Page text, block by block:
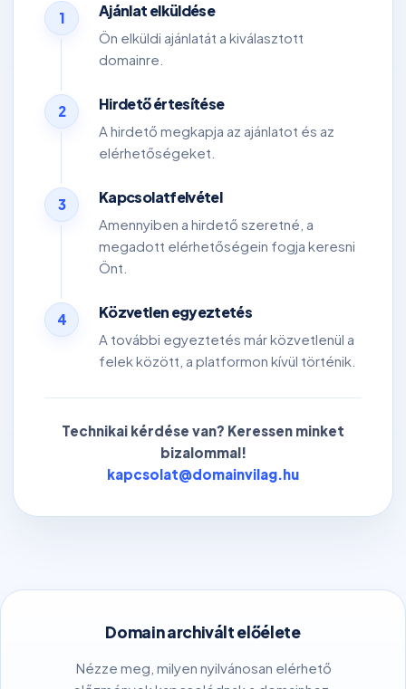
1 Ajánlat elküldése
Ön elküldi ajánlatát a kiválasztott
domainre.
2 Hirdető értesítése
A hirdető megkapja az ajánlatot és az
elérhetőségeket.
3 Kapcsolatfelvétel
Amennyiben a hirdető szeretné, a
megadott elérhetőségein fogja keresni
Önt.
4 Közvetlen egyeztetés
A további egyeztetés már közvetlenül a
felek között, a platformon kívül történik.
Technikai kérdése van? Keressen minket
bizalommal!
kapcsolat@domainvilag.hu
Domain archivált előélete
Nézze meg, milyen nyilvánosan elérhető